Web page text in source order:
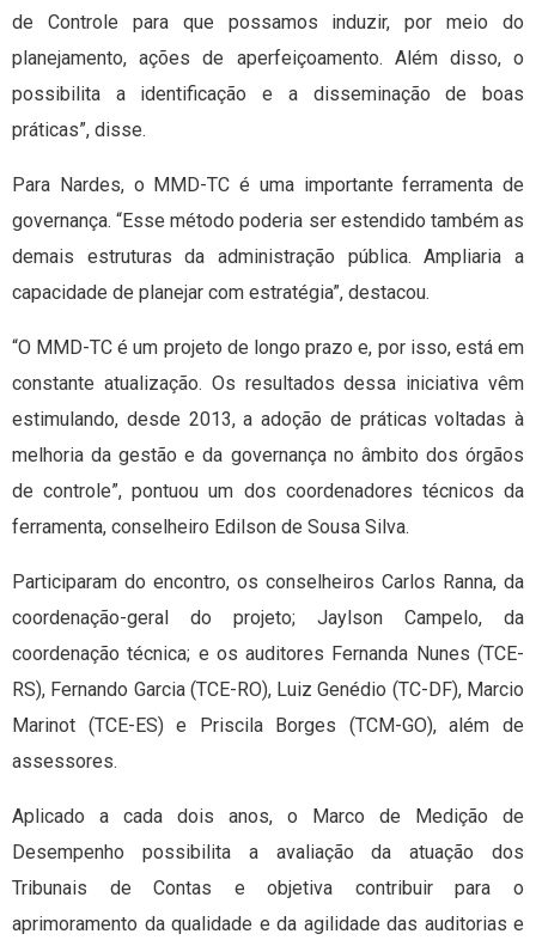
de Controle para que possamos induzir, por meio do
planejamento, ações de aperfeiçoamento. Além disso, o
possibilita a identificação e a disseminação de boas
práticas”, disse.
Para Nardes, o MMD-TC é uma importante ferramenta de
governança. “Esse método poderia ser estendido também as
demais estruturas da administração pública. Ampliaria a
capacidade de planejar com estratégia”, destacou.
“O MMD-TC é um projeto de longo prazo e, por isso, está em
constante atualização. Os resultados dessa iniciativa vêm
estimulando, desde 2013, a adoção de práticas voltadas à
melhoria da gestão e da governança no âmbito dos órgãos
de controle”, pontuou um dos coordenadores técnicos da
ferramenta, conselheiro Edilson de Sousa Silva.
Participaram do encontro, os conselheiros Carlos Ranna, da
coordenação-geral do projeto; Jaylson Campelo, da
coordenação técnica; e os auditores Fernanda Nunes (TCE-
RS), Fernando Garcia (TCE-RO), Luiz Genédio (TC-DF), Marcio
Marinot (TCE-ES) e Priscila Borges (TCM-GO), além de
assessores.
Aplicado a cada dois anos, o Marco de Medição de
Desempenho possibilita a avaliação da atuação dos
Tribunais de Contas e objetiva contribuir para o
aprimoramento da qualidade e da agilidade das auditorias e